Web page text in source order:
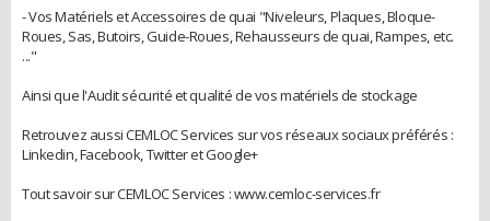
- Vos Matériels et Accessoires de quai "Niveleurs, Plaques, Bloque-
Roues, Sas, Butoirs, Guide-Roues, Rehausseurs de quai, Rampes, etc.
..."
Ainsi que l'Audit sécurité et qualité de vos matériels de stockage
Retrouvez aussi CEMLOC Services sur vos réseaux sociaux préférés :
Linkedin, Facebook, Twitter et Google+
Tout savoir sur CEMLOC Services : www.cemloc-services.fr